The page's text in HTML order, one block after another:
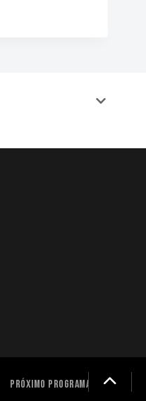
reservados. |
Próximo programa não definido